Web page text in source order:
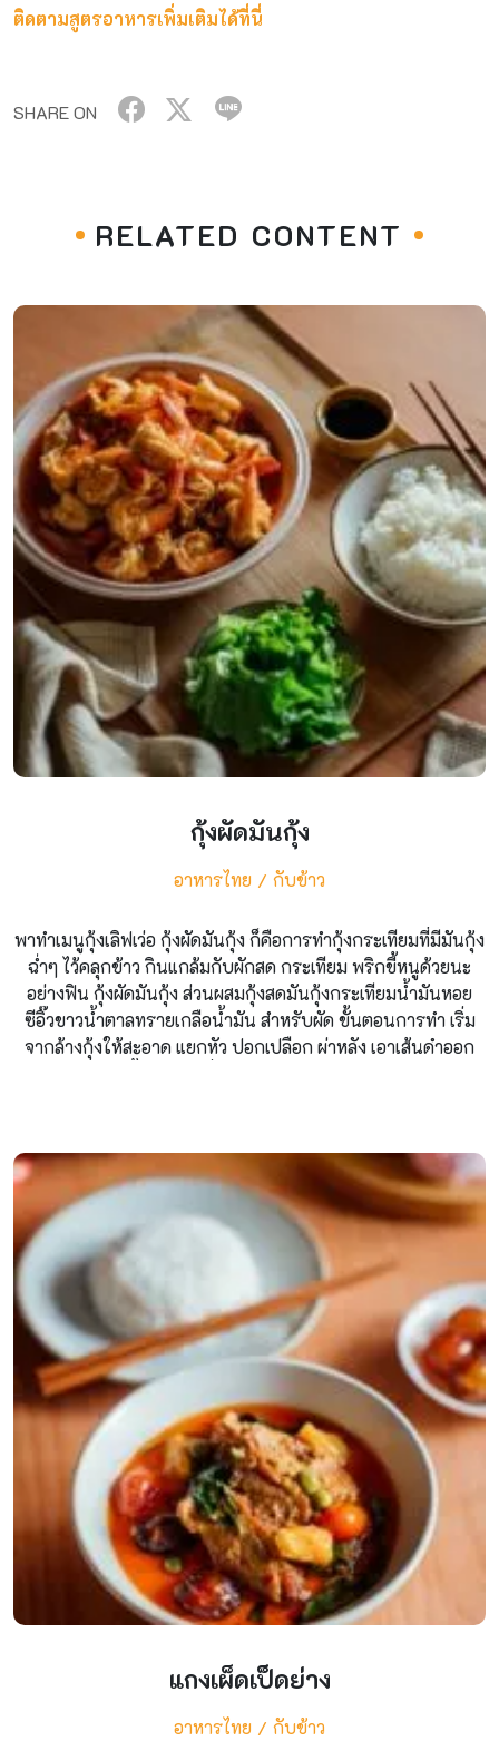
ติดตามสูตรอาหารเพิ่มเติมได้ที่นี่
SHARE ON
RELATED CONTENT
กุ้งผัดมันกุ้ง
อาหารไทย กับข้าว
พาทำเมนูกุ้งเลิฟเว่อ กุ้งผัดมันกุ้ง ก็คือการทำกุ้งกระเทียมที่มีมันกุ้ง
ฉ่ำๆ ไว้คลุกข้าว กินแกล้มกับผักสด กระเทียม พริกขี้หนูด้วยนะ
อย่างฟิน กุ้งผัดมันกุ้ง ส่วนผสมกุ้งสดมันกุ้งกระเทียมน้ำมันหอย
ซีอิ๊วขาวน้ำตาลทรายเกลือน้ำมัน สำหรับผัด ขั้นตอนการทำ เริ่ม
จากล้างกุ้งให้สะอาด แยกหัว ปอกเปลือก ผ่าหลัง เอาเส้นดำออก
อร่อยบอกต่อ เปลือกกุ้ง ทิ้งอย่างไร ให้ถังขยะไม่เหม็นเน่า เข้าขั้น
หลงรักเลยกับเมนูกุ้ง กุ้ง ทำทานบ่อย ๆ แต่มีปัญหาตอนจัดการกับ
เปลือกกุ้ง นี่แหละค่ะ ผูกถุงสองชั้นสามชั้นก็เอากลิ่นเหม็นตุตุในถัง
ขยะไม่ลง บางรอบรถขยะมาเก็บพอดีก็รอดไป แต่ถ้ารอบไหนทิ้ง
ไม่พอดีกับจังหวะรถมารับถุงเปลือกกุ้งไปละก็ กลิ่นเหม็นเน่าได้เข้า
มาทักทายถังขยะหน้าบ้านแน่ ๆ วันนี้ กินดีอยู่ดี มีวิธีจัดการกับ
เปลือกกุ้ง ให้เรียบร้อย ไม่มีกลิ่นเหม็นมารบกวน มาฝากทุกคนกัน
ค่ะ เพื่อความสบายจมูกของผู้คนในบ้านเรา บ้านข้าง ๆ รวมถึงพี่
[…]
แกงเผ็ดเป็ดย่าง
อาหารไทย กับข้าว